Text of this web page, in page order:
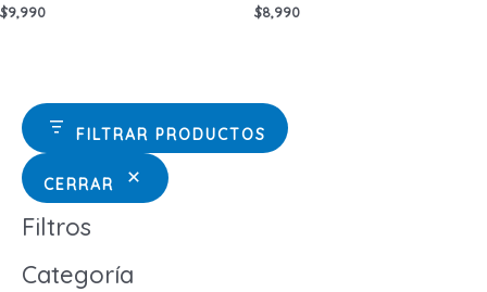
FILTRAR PRODUCTOS
CERRAR
Filtros
Categoría
$9,990 $8,990